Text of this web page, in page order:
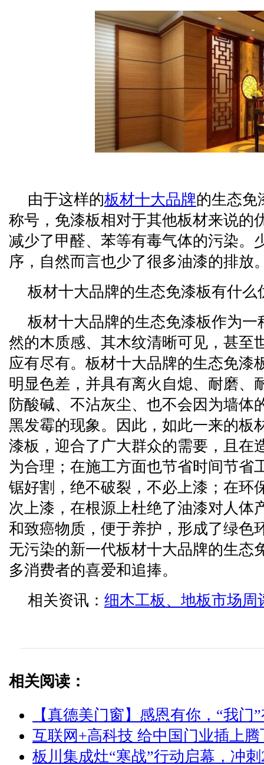
由于这样的板材十大品牌的生态免
称号，免漆板相对于其他板材来说的
减少了甲醛、苯等有毒气体的污染。
序，自然而言也少了很多油漆的排放
板材十大品牌的生态免漆板有什么
板材十大品牌的生态免漆板作为一
然的木质感、其木纹清晰可见，甚至
应有尽有。板材十大品牌的生态免漆
明显色差，并具有离火自熄、耐磨、
防酸碱、不沾灰尘、也不会因为墙体
黑发霉的现象。因此，如此一来的板
漆板，迎合了广大群众的需要，且在
为合理；在施工方面也节省时间节省
锯好割，绝不破裂，不必上漆；在环
次上漆，在根源上杜绝了油漆对人体
和致癌物质，便于养护，形成了绿色
无污染的新一代板材十大品牌的生态
多消费者的喜爱和追捧。
相关资讯： 细木工板、地板市场周
相关阅读：
【真德美门窗】感恩有你，“我门
互联网+高科技 给中国门业插上
板川集成灶“寒战”行动启幕，冲刺